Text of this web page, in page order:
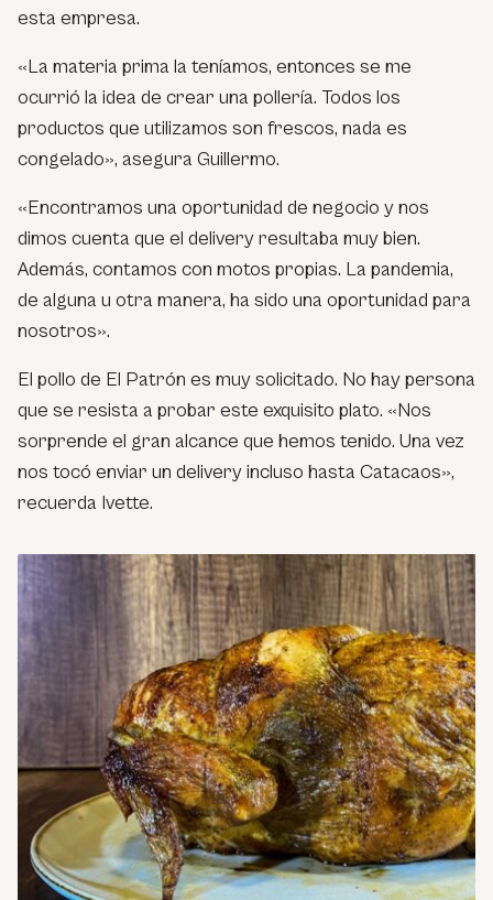
esta empresa.
«La materia prima la teníamos, entonces se me
ocurrió la idea de crear una pollería. Todos los
productos que utilizamos son frescos, nada es
congelado», asegura Guillermo.
«Encontramos una oportunidad de negocio y nos
dimos cuenta que el delivery resultaba muy bien.
Además, contamos con motos propias. La pandemia,
de alguna u otra manera, ha sido una oportunidad para
nosotros».
El pollo de El Patrón es muy solicitado. No hay persona
que se resista a probar este exquisito plato. «Nos
sorprende el gran alcance que hemos tenido. Una vez
nos tocó enviar un delivery incluso hasta Catacaos»,
recuerda Ivette.